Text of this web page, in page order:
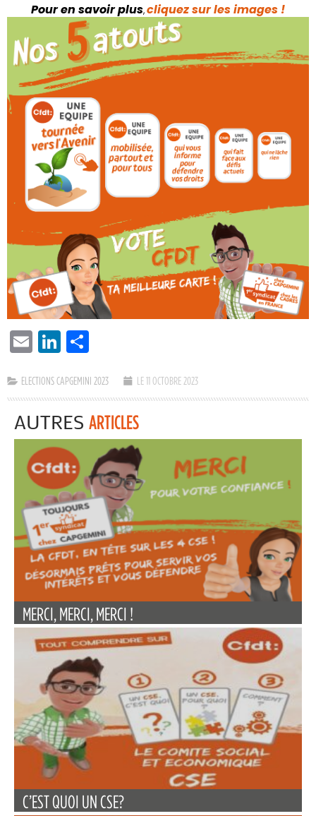
Pour en savoir plus,cliquez sur les images !
EMAIL LINKEDIN
ELECTIONS CAPGEMINI 2023 LE 11 OCTOBRE 2023
AUTRES ARTICLES
MERCI, MERCI, MERCI !
C’EST QUOI UN CSE?